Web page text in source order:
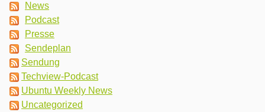
News
Podcast
Presse
Sendeplan
Sendung
Techview-Podcast
Ubuntu Weekly News
Uncategorized